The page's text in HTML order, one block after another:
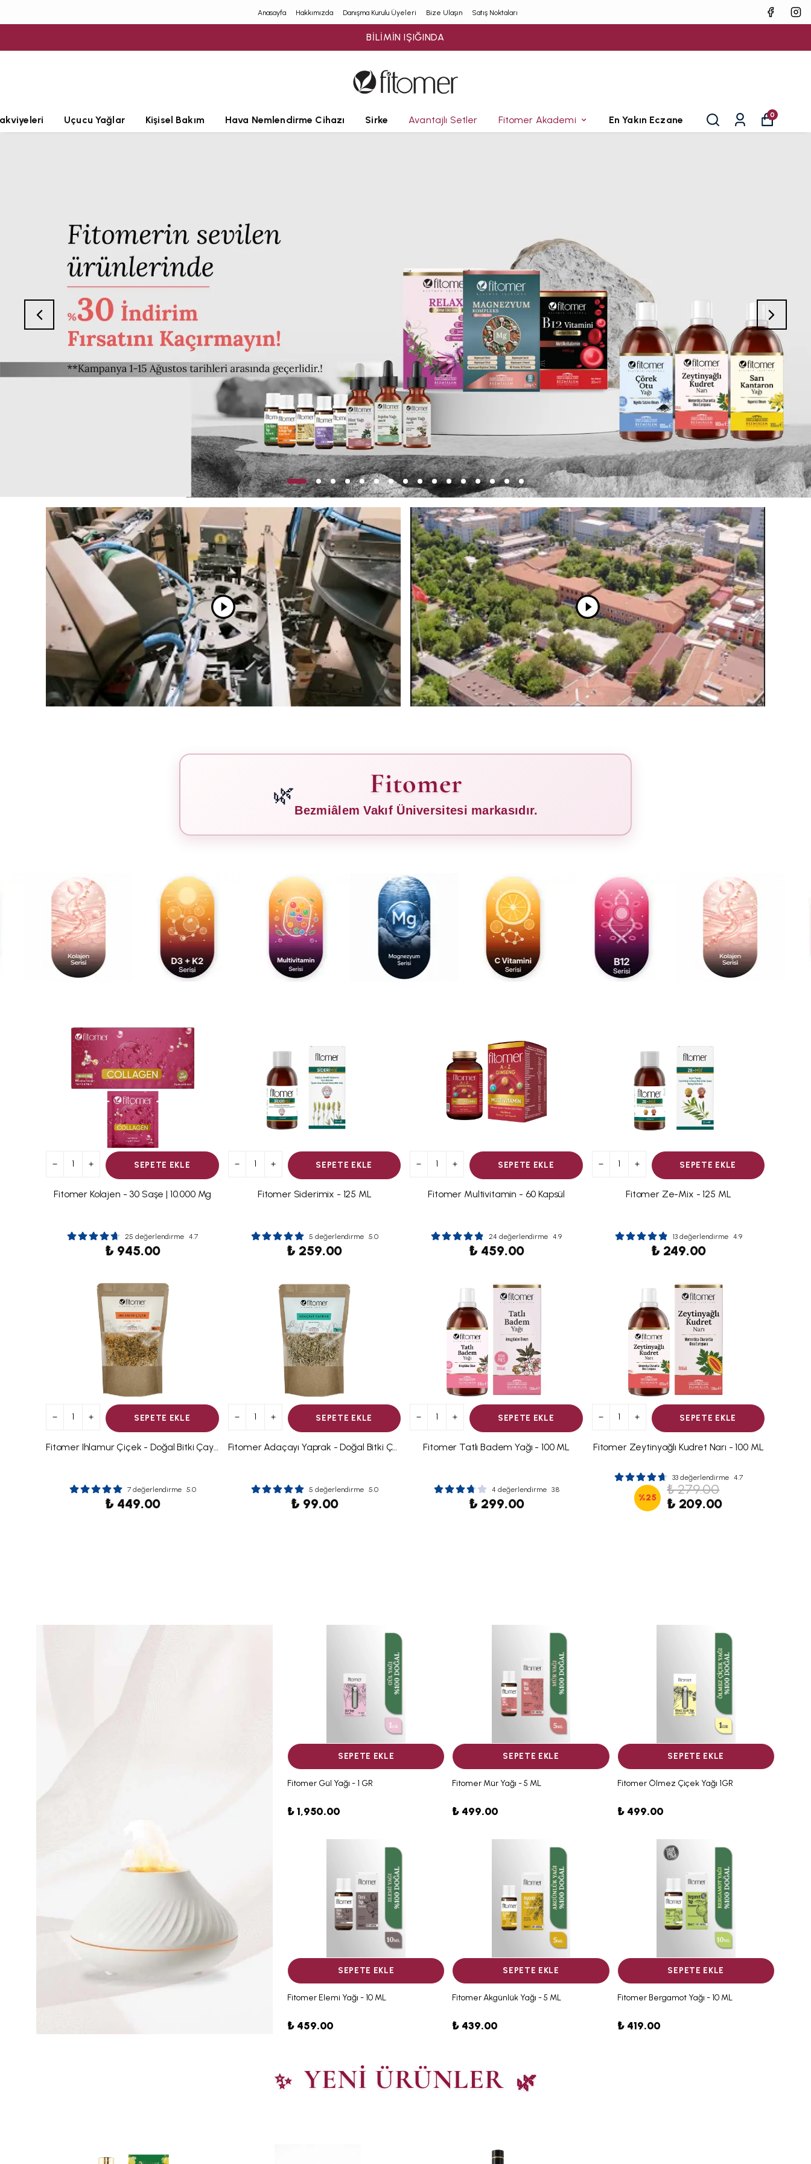
Anasayfa Hakkımızda Danışma Kurulu Üyeleri Bize Ulaşın Satış Noktaları
BEZMİALEM VAKIF ÜNİVERSİTESİ MARKASIDIR
Uçucu Yağlar Kişisel Bakım Hava Nemlendirme Cihazı Sirke Avantajlı Setler Fitomer Akademi En Yakın Eczane 0
🌿 Fitomer
Bezmiâlem Vakıf Üniversitesi markasıdır.
SEPETE EKLE
Fitomer Kolajen - 30 Saşe | 10.000 Mg
25 değerlendirme 4.7
₺ 945.00
SEPETE EKLE
Fitomer Siderimix - 125 ML
5 değerlendirme 5.0
₺ 259.00
SEPETE EKLE
Fitomer Multivitamin - 60 Kapsül
24 değerlendirme 4.9
₺ 459.00
SEPETE EKLE
Fitomer Ze-Mix - 125 ML
13 değerlendirme 4.9
₺ 249.00
SEPETE EKLE
Fitomer Ihlamur Çiçek - Doğal Bitki Çayı 90 GR
7 değerlendirme 5.0
₺ 449.00
SEPETE EKLE
Fitomer Adaçayı Yaprak - Doğal Bitki Çayı 70 GR
5 değerlendirme 5.0
₺ 99.00
SEPETE EKLE
Fitomer Tatlı Badem Yağı - 100 ML
4 değerlendirme 3.8
₺ 299.00
SEPETE EKLE
Fitomer Zeytinyağlı Kudret Narı - 100 ML
33 değerlendirme 4.7
%25
₺ 279.00
₺ 209.00
SEPETE EKLE
Fitomer Gül Yağı - 1 GR
₺ 1,950.00
SEPETE EKLE
Fitomer Mür Yağı - 5 ML
₺ 499.00
SEPETE EKLE
Fitomer Ölmez Çiçek Yağı 1GR
₺ 499.00
SEPETE EKLE
Fitomer Elemi Yağı - 10 ML
₺ 459.00
SEPETE EKLE
Fitomer Akgünlük Yağı - 5 ML
₺ 439.00
SEPETE EKLE
Fitomer Bergamot Yağı - 10 ML
₺ 419.00
✨ YENİ ÜRÜNLER 🌿